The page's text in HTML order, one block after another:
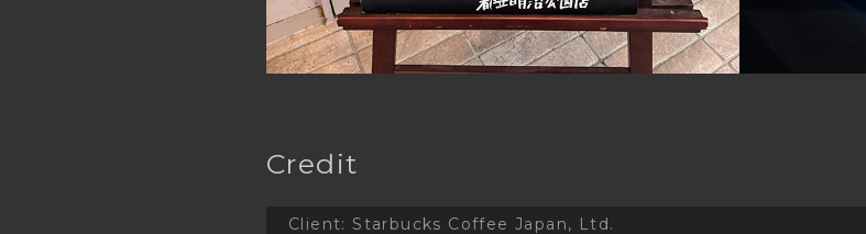
Credit
Client: Starbucks Coffee Japan, Ltd.